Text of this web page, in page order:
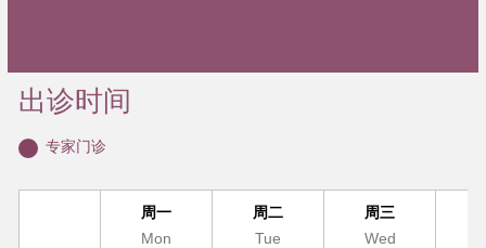
出诊时间
专家门诊
周一
Mon
周二
Tue
周三
Wed